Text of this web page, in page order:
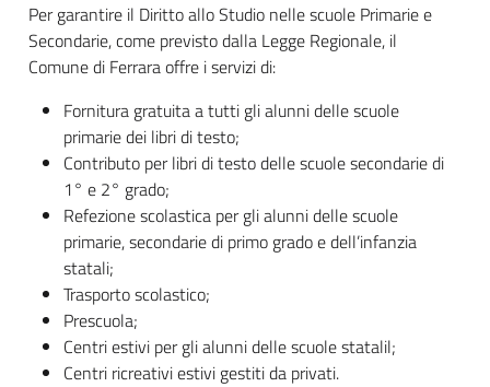
Per garantire il Diritto allo Studio nelle scuole Primarie e
Secondarie, come previsto dalla Legge Regionale, il
Comune di Ferrara offre i servizi di:
Fornitura gratuita a tutti gli alunni delle scuole
primarie dei libri di testo;
Contributo per libri di testo delle scuole secondarie di
1° e 2° grado;
Refezione scolastica per gli alunni delle scuole
primarie, secondarie di primo grado e dell’infanzia
statali;
Trasporto scolastico;
Prescuola;
Centri estivi per gli alunni delle scuole statalil;
Centri ricreativi estivi gestiti da privati.